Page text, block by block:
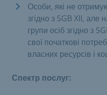
Особи, які не
згідно з SGB XII, але
групи осіб згідно з
свої початкові
власних ресурсів і
Спектр послуг: